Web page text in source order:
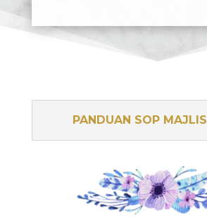
PANDUAN SOP MAJLIS